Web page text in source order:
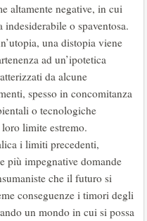
altamente negative, in cui
indesiderabile o spaventosa.
una distopia viene
ad un’ipotetica
da alcune
spesso in concomitanza
o tecnologiche
limite estremo.
i limiti precedenti,
più impegnative domande
che il futuro si
conseguenze i timori degli
un mondo in cui si possa